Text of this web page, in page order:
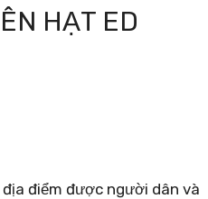
HẠT ED
điểm được người dân và